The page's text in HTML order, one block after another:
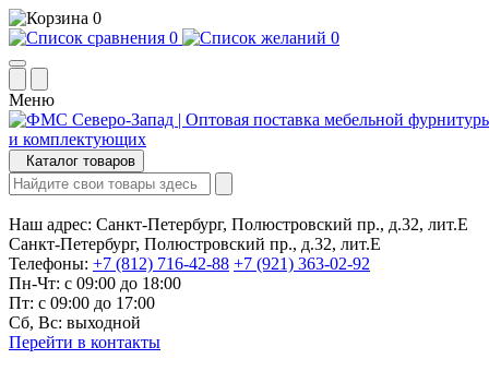
0
0
0
Меню
Каталог товаров
Наш адрес: Санкт-Петербург, Полюстровский пр., д.32, лит.Е
Санкт-Петербург, Полюстровский пр., д.32, лит.Е
Телефоны: +7 (812) 716-42-88 +7 (921) 363-02-92
Пн-Чт: с 09:00 до 18:00
Пт: с 09:00 до 17:00
Сб, Вс: выходной
Перейти в контакты